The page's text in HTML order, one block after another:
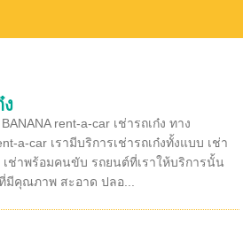
ง
rent-a-car เช่ารถเก๋ง ทาง
a-car เรามีบริการเช่ารถเก๋งทั้งแบบ เช่า
เช่าพร้อมคนขับ รถยนต์ที่เราให้บริการนั้น
มีคุณภาพ สะอาด ปลอ...